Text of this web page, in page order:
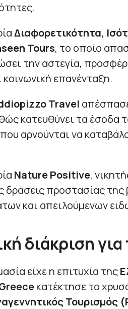
Διαφορετικότητα,
Tours, το οποίο
την αστεγία,
κοινωνική επανένταξη.
Travel
κατευθύνει τα έσοδα
που αρνούνται να
Nature Positive,
δράσεις προστασίας
και απειλούμενων
διάκριση
είχε η επιτυχία της
κατέκτησε το
Τουρισμός